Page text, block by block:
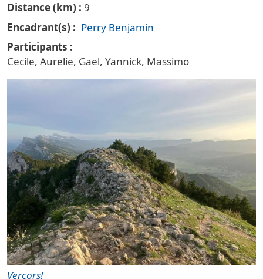
Distance (km)
9
Encadrant(s)
Perry Benjamin
Participants
Cecile, Aurelie, Gael, Yannick, Massimo
Vignette principale trail
Vercors!